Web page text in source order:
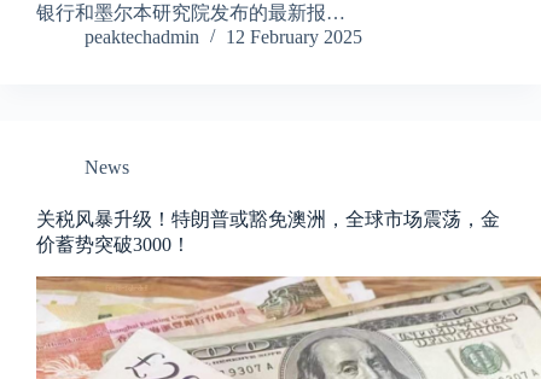
银行和墨尔本研究院发布的最新报…
peaktechadmin
12 February 2025
News
关税风暴升级！特朗普或豁免澳洲，全球市场震荡，金
价蓄势突破3000！